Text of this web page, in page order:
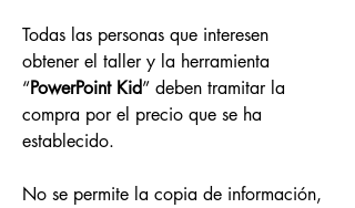
Todas las personas que interesen
obtener el taller y la herramienta
“PowerPoint Kid” deben tramitar la
compra por el precio que se ha
establecido.
No se permite la copia de información,